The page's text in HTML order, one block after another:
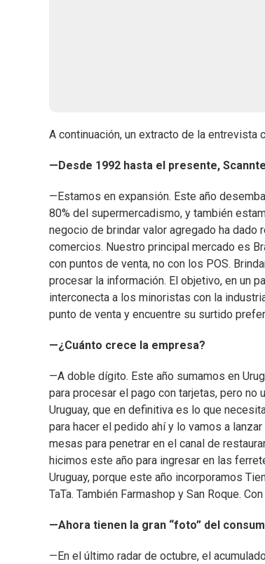
A continuación, un extracto de la entrevista
—Desde 1992 hasta el presente,
—Estamos en expansión. Este año
80% del supermercadismo, y también
negocio de brindar valor agregado ha
comercios. Nuestro principal mercado es
con puntos de venta, no con los POS.
procesar la información. El objetivo, en un
interconecta a los minoristas con la
punto de venta y encuentre su surtido
—¿Cuánto crece la empresa?
—A doble dígito. Este año sumamos en
para procesar el pago con tarjetas, pero no
Uruguay, que en definitiva es lo que
para hacer el pedido ahí y lo vamos a
mesas para penetrar en el canal de
hicimos este año para ingresar en las
Uruguay, porque este año incorporamos
TaTa. También Farmashop y San Roque.
—Ahora tienen la gran “foto” del
—En el último radar de octubre, el